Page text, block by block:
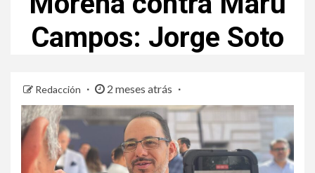
Campos: Jorge Soto
Redacción 2 meses atrás